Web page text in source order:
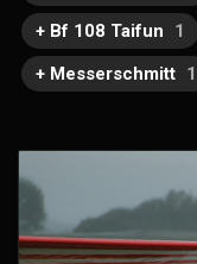
+ Bf 108 Taifun
1
+ Messerschmitt 1